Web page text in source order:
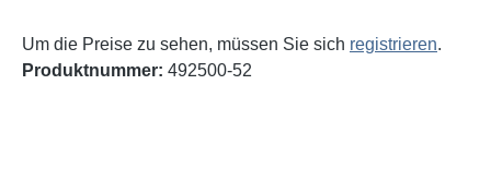
Um die Preise zu sehen, müssen Sie sich registrieren.
Produktnummer: 492500-52